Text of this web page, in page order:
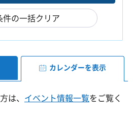
件の一括クリア
カレンダーを表示
は、 イベント情報一覧をご覧く